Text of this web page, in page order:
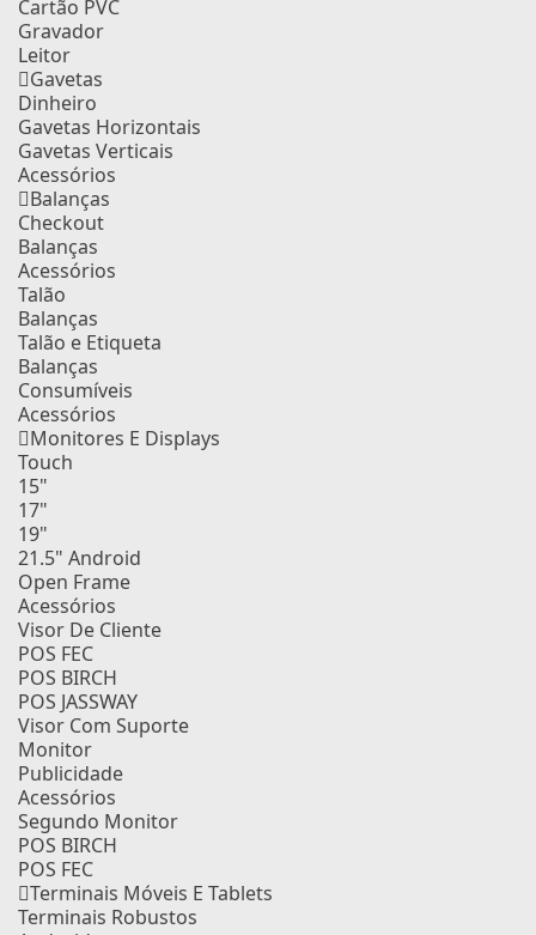
Cartão PVC
Gravador
Leitor
Gavetas
Dinheiro
Gavetas Horizontais
Gavetas Verticais
Acessórios
Balanças
Checkout
Balanças
Acessórios
Talão
Balanças
Talão e Etiqueta
Balanças
Consumíveis
Acessórios
Monitores E Displays
Touch
15"
17"
19"
21.5" Android
Open Frame
Acessórios
Visor De Cliente
POS FEC
POS BIRCH
POS JASSWAY
Visor Com Suporte
Monitor
Publicidade
Acessórios
Segundo Monitor
POS BIRCH
POS FEC
Terminais Móveis E Tablets
Terminais Robustos